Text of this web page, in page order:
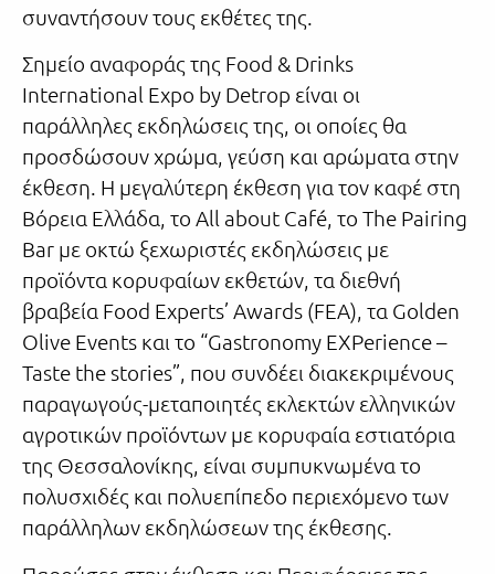
συναντήσουν τους εκθέτες της.
Σημείο αναφοράς της Food & Drinks
International Expo by Detrop είναι οι
παράλληλες εκδηλώσεις της, οι οποίες θα
προσδώσουν χρώμα, γεύση και αρώματα στην
έκθεση. Η μεγαλύτερη έκθεση για τον καφέ στη
Βόρεια Ελλάδα, το All about Café, το The Pairing
Bar με οκτώ ξεχωριστές εκδηλώσεις με
προϊόντα κορυφαίων εκθετών, τα διεθνή
βραβεία Food Experts’ Awards (FEA), τα Golden
Olive Events και το “Gastronomy EXPerience –
Taste the stories”, που συνδέει διακεκριμένους
παραγωγούς-μεταποιητές εκλεκτών ελληνικών
αγροτικών προϊόντων με κορυφαία εστιατόρια
της Θεσσαλονίκης, είναι συμπυκνωμένα το
πολυσχιδές και πολυεπίπεδο περιεχόμενο των
παράλληλων εκδηλώσεων της έκθεσης.